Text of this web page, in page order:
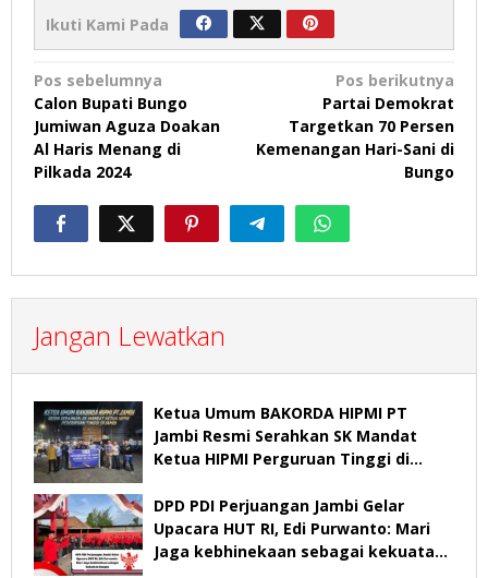
Ikuti Kami Pada
Navigasi
pos
Pos sebelumnya
Calon Bupati Bungo
Jumiwan Aguza Doakan
Al Haris Menang di
Pilkada 2024
Pos berikutnya
Partai Demokrat
Targetkan 70 Persen
Kemenangan Hari-Sani di
Bungo
Jangan Lewatkan
Ketua Umum BAKORDA HIPMI PT
Jambi Resmi Serahkan SK Mandat
Ketua HIPMI Perguruan Tinggi di
DPD PDI Perjuangan Jambi Gelar
Upacara HUT RI, Edi Purwanto: Mari
Jaga kebhinekaan sebagai kekuatan